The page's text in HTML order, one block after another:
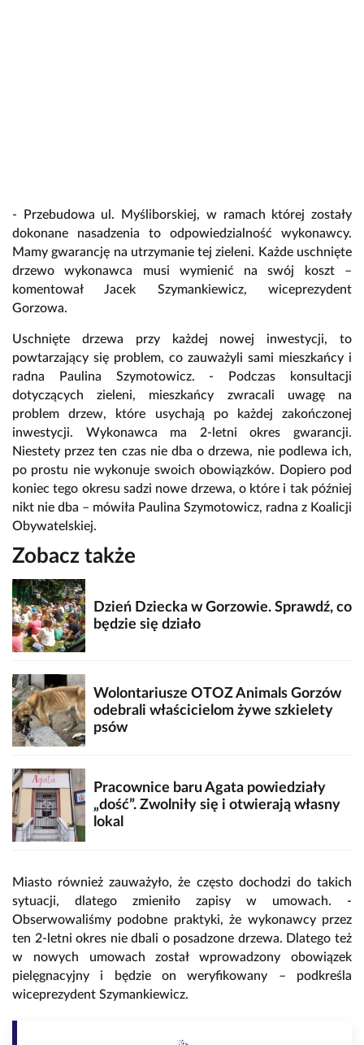
- Przebudowa ul. Myśliborskiej, w ramach której zostały
dokonane nasadzenia to odpowiedzialność wykonawcy.
Mamy gwarancję na utrzymanie tej zieleni. Każde uschnięte
drzewo wykonawca musi wymienić na swój koszt –
komentował Jacek Szymankiewicz, wiceprezydent
Gorzowa.
Uschnięte drzewa przy każdej nowej inwestycji, to
powtarzający się problem, co zauważyli sami mieszkańcy i
radna Paulina Szymotowicz. - Podczas konsultacji
dotyczących zieleni, mieszkańcy zwracali uwagę na
problem drzew, które usychają po każdej zakończonej
inwestycji. Wykonawca ma 2-letni okres gwarancji.
Niestety przez ten czas nie dba o drzewa, nie podlewa ich,
po prostu nie wykonuje swoich obowiązków. Dopiero pod
koniec tego okresu sadzi nowe drzewa, o które i tak później
nikt nie dba – mówiła Paulina Szymotowicz, radna z Koalicji
Obywatelskiej.
Zobacz także
Dzień Dziecka w Gorzowie. Sprawdź, co
będzie się działo
Wolontariusze OTOZ Animals Gorzów
odebrali właścicielom żywe szkielety
psów
Pracownice baru Agata powiedziały
„dość”. Zwolniły się i otwierają własny
lokal
Miasto również zauważyło, że często dochodzi do takich
sytuacji, dlatego zmieniło zapisy w umowach. -
Obserwowaliśmy podobne praktyki, że wykonawcy przez
ten 2-letni okres nie dbali o posadzone drzewa. Dlatego też
w nowych umowach został wprowadzony obowiązek
pielęgnacyjny i będzie on weryfikowany – podkreśla
wiceprezydent Szymankiewicz.